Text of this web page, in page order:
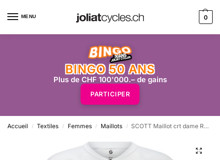
MENU 0
BINGO 50 ANS
Plus de CHF 100'000.– de gains
PARTICIPER
Accueil / Textiles / Femmes / Maillots / SCOTT Maillot crt dame RC Pro – blanc gris spray